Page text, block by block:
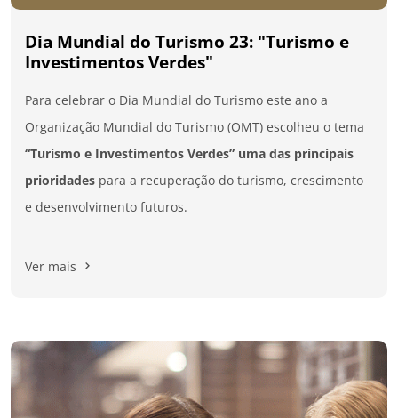
Dia Mundial do Turismo 23: "Turismo e
Investimentos Verdes"
Para celebrar o Dia Mundial do Turismo este ano a
Organização Mundial do Turismo (OMT) escolheu o tema
“Turismo e Investimentos Verdes” uma das principais
prioridades para a recuperação do turismo, crescimento
e desenvolvimento futuros.
Ver mais